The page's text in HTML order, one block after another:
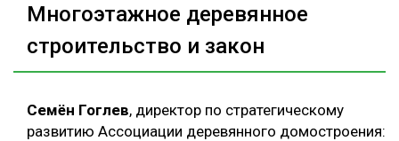
Многоэтажное деревянное
строительство и закон
Семён Гоглев, директор по стратегическому
развитию Ассоциации деревянного домостроения: